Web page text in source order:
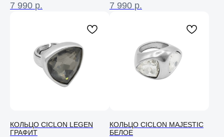
7 990 р. 7 990 р.
КОЛЬЦО CICLON LEGEN
ГРАФИТ
КОЛЬЦО CICLON MAJESTIC
БЕЛОЕ